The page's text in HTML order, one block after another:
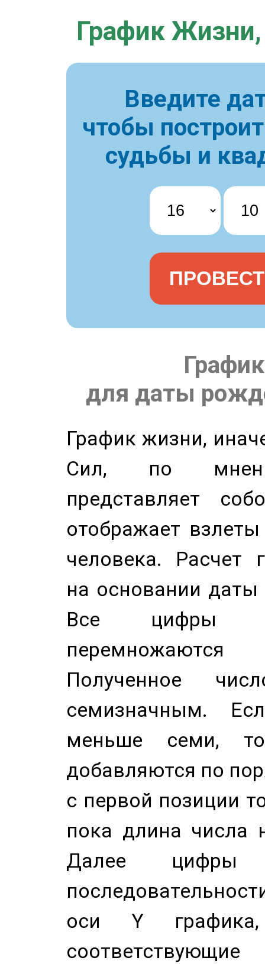
График Жизни,
Введите
чтобы
судьбы и
для даты
График жизни,
Сил, по
представляет
отображает
человека. Расчет
на основании
Все цифры
Полученное
семизначным.
меньше семи,
добавляются по
с первой позиции
пока длина числа
Далее цифры
оси Y